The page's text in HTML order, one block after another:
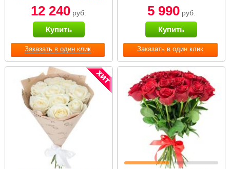
Заказать в один клик
12 240 руб.
Купить
Заказать в один клик
5 990руб.
Купить